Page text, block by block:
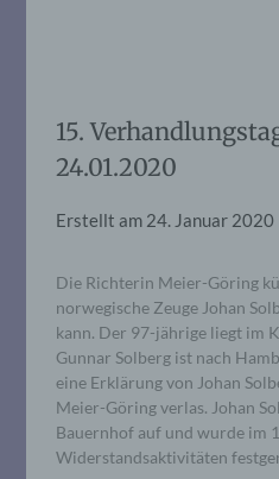
15.
24.01.2020
Erstellt am 24. Januar 2020
Die Richterin Meier-Göring
norwegische Zeuge Johan
kann. Der 97-jährige liegt im
Gunnar Solberg ist nach
eine Erklärung von Johan
Meier-Göring verlas. Johan
Bauernhof auf und wurde im
Widerstandsaktivitäten